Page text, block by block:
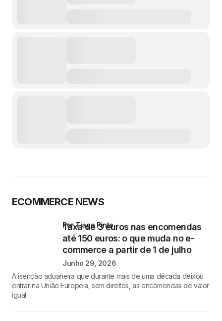
ECOMMERCE NEWS
Taxa de 3 euros nas encomendas
até 150 euros: o que muda no e-
commerce a partir de 1 de julho
por Tiago Pinto
Junho 29, 2026
A isenção aduaneira que durante mais de uma década deixou
entrar na União Europeia, sem direitos, as encomendas de valor
igual…